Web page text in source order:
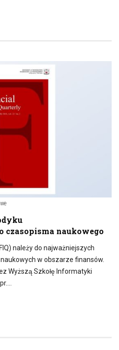
czasopisma naukowego
należy do najważniejszych
w obszarze finansów.
Wyższą Szkołę Informatyki